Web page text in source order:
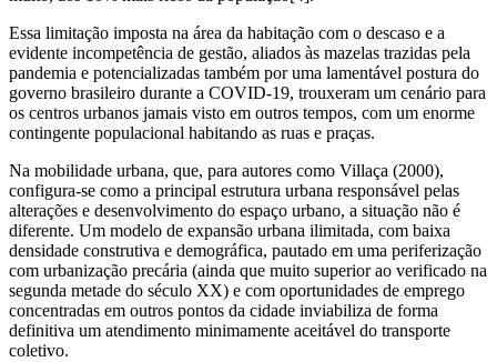
Essa limitação imposta na área da habitação com o descaso e a
evidente incompetência de gestão, aliados às mazelas trazidas pela
pandemia e potencializadas também por uma lamentável postura do
governo brasileiro durante a COVID-19, trouxeram um cenário para
os centros urbanos jamais visto em outros tempos, com um enorme
contingente populacional habitando as ruas e praças.
Na mobilidade urbana, que, para autores como Villaça (2000),
configura-se como a principal estrutura urbana responsável pelas
alterações e desenvolvimento do espaço urbano, a situação não é
diferente. Um modelo de expansão urbana ilimitada, com baixa
densidade construtiva e demográfica, pautado em uma periferização
com urbanização precária (ainda que muito superior ao verificado na
segunda metade do século XX) e com oportunidades de emprego
concentradas em outros pontos da cidade inviabiliza de forma
definitiva um atendimento minimamente aceitável do transporte
coletivo.